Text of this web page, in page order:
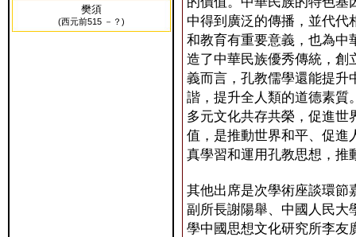
樊須
(西元前515 －？)
中得到廣泛的傳播，並代代
和教育有重要意義，也為中
造了中華民族優秀傳統，創
義而言，孔教儒學還能提升
諧，提升全人類的道德素質
多元文化共存共榮，促進世
值，是推動世界和平、促進
真學習和運用孔教思想，推
其他出席是次學術座談環節
副所長謝陽舉、中國人民大
學中國思想文化研究所李友